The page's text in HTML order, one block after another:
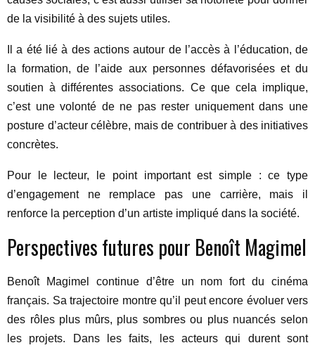
de la visibilité à des sujets utiles.
Il a été lié à des actions autour de l’accès à l’éducation, de
la formation, de l’aide aux personnes défavorisées et du
soutien à différentes associations. Ce que cela implique,
c’est une volonté de ne pas rester uniquement dans une
posture d’acteur célèbre, mais de contribuer à des initiatives
concrètes.
Pour le lecteur, le point important est simple : ce type
d’engagement ne remplace pas une carrière, mais il
renforce la perception d’un artiste impliqué dans la société.
Perspectives futures pour Benoît Magimel
Benoît Magimel continue d’être un nom fort du cinéma
français. Sa trajectoire montre qu’il peut encore évoluer vers
des rôles plus mûrs, plus sombres ou plus nuancés selon
les projets. Dans les faits, les acteurs qui durent sont